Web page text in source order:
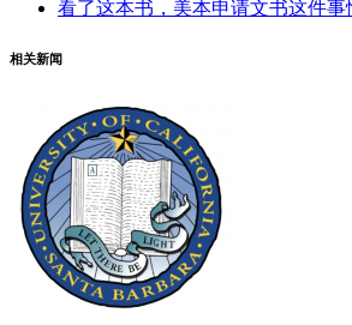
看了这本书，美本申请文书这件事
相关新闻